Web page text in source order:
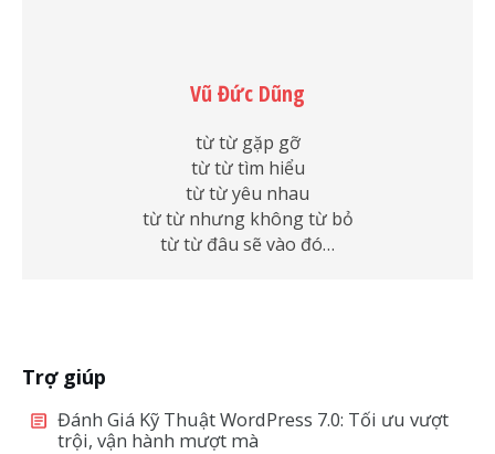
Vũ Đức Dũng
từ từ gặp gỡ
từ từ tìm hiểu
từ từ yêu nhau
từ từ nhưng không từ bỏ
từ từ đâu sẽ vào đó…
Trợ giúp
Đánh Giá Kỹ Thuật WordPress 7.0: Tối ưu vượt
trội, vận hành mượt mà